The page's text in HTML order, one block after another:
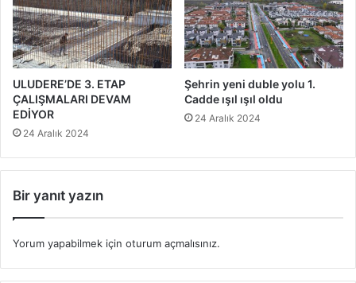
ULUDERE’DE 3. ETAP
ÇALIŞMALARI DEVAM
EDİYOR
24 Aralık 2024
Şehrin yeni duble yolu 1.
Cadde ışıl ışıl oldu
24 Aralık 2024
Bir yanıt yazın
Yorum yapabilmek için oturum açmalısınız.